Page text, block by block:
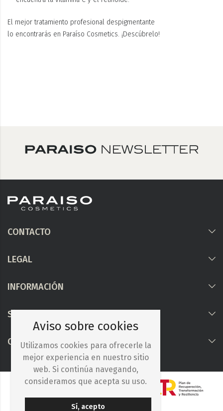
El mejor tratamiento profesional despigmentante
lo encontrarás en Paraíso Cosmetics. ¡Descúbrelo!
CONTACTO
LEGAL
INFORMACIÓN
Síguenos
COLABORAMOS CON
Aviso sobre cookies
Utilizamos cookies para ofrecerle la
mejor experiencia en nuestro sitio
web. Si continúa navegando,
consideramos que acepta su uso.
Sí, acepto